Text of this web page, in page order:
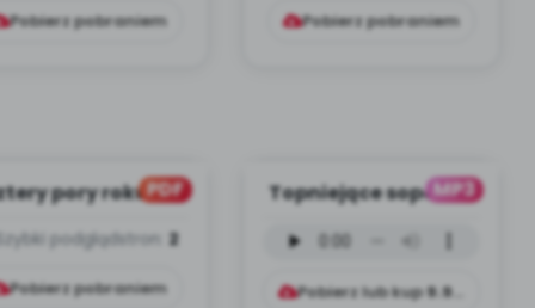
Pobierz pobraniem Pobierz pobraniem
PDF
pory roku 3D
Szybki podglądstron: 2
Pobierz pobraniem
MP3
Topniejące sopelki -
instrumentalna (PD,
Pobierz lub kup9.99